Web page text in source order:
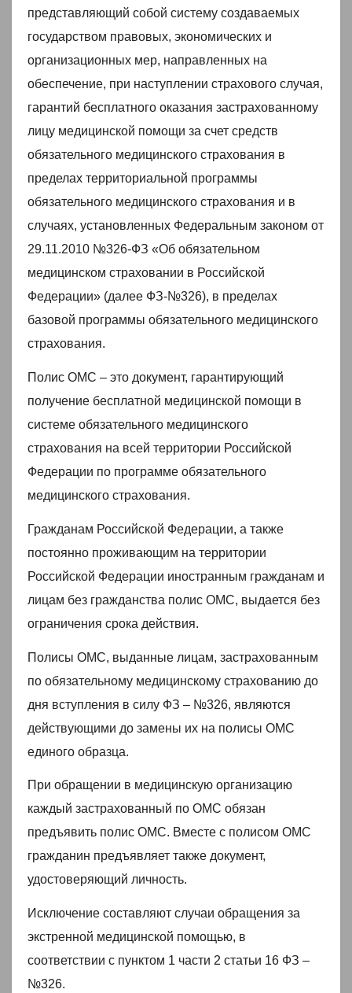
представляющий собой систему создаваемых
государством правовых, экономических и
организационных мер, направленных на
обеспечение, при наступлении страхового случая,
гарантий бесплатного оказания застрахованному
лицу медицинской помощи за счет средств
обязательного медицинского страхования в
пределах территориальной программы
обязательного медицинского страхования и в
случаях, установленных Федеральным законом от
29.11.2010 №326-ФЗ «Об обязательном
медицинском страховании в Российской
Федерации» (далее ФЗ-№326), в пределах
базовой программы обязательного медицинского
страхования.
Полис ОМС – это документ, гарантирующий
получение бесплатной медицинской помощи в
системе обязательного медицинского
страхования на всей территории Российской
Федерации по программе обязательного
медицинского страхования.
Гражданам Российской Федерации, а также
постоянно проживающим на территории
Российской Федерации иностранным гражданам и
лицам без гражданства полис ОМС, выдается без
ограничения срока действия.
Полисы ОМС, выданные лицам, застрахованным
по обязательному медицинскому страхованию до
дня вступления в силу ФЗ – №326, являются
действующими до замены их на полисы ОМС
единого образца.
При обращении в медицинскую организацию
каждый застрахованный по ОМС обязан
предъявить полис ОМС. Вместе с полисом ОМС
гражданин предъявляет также документ,
удостоверяющий личность.
Исключение составляют случаи обращения за
экстренной медицинской помощью, в
соответствии с пунктом 1 части 2 статьи 16 ФЗ –
№326.